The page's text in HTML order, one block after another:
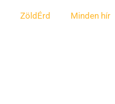
ZöldÉrd Minden hír